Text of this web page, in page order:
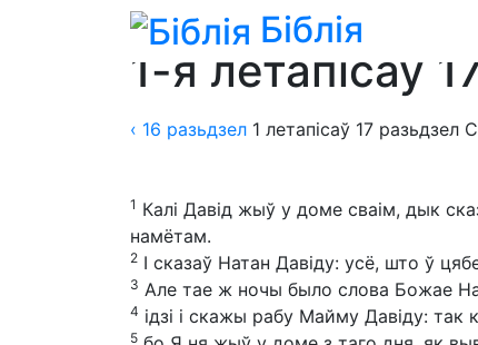
Біблія
Біблія» Пераклады»Пераклад Васіля
1-я летапісаў
‹ 16 разьдзел 1 летапісаў 17 разьдзел
1 Калі Давід жыў у доме сваім, дык
намётам.
2 І сказаў Натан Давіду: усё, што ў
3 Але тае ж ночы было слова Божае
4 ідзі і скажы рабу Майму Давіду:
5